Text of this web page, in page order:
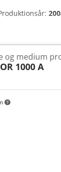
og medium
1000 A